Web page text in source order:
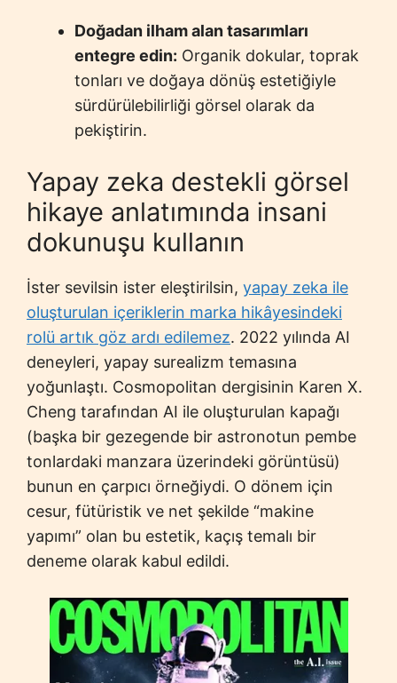
Doğadan ilham alan tasarımları
entegre edin: Organik dokular, toprak
tonları ve doğaya dönüş estetiğiyle
sürdürülebilirliği görsel olarak da
pekiştirin.
Yapay zeka destekli görsel
hikaye anlatımında insani
dokunuşu kullanın
İster sevilsin ister eleştirilsin, yapay zeka ile
oluşturulan içeriklerin marka hikâyesindeki
rolü artık göz ardı edilemez. 2022 yılında AI
deneyleri, yapay surealizm temasına
yoğunlaştı. Cosmopolitan dergisinin Karen X.
Cheng tarafından AI ile oluşturulan kapağı
(başka bir gezegende bir astronotun pembe
tonlardaki manzara üzerindeki görüntüsü)
bunun en çarpıcı örneğiydi. O dönem için
cesur, fütüristik ve net şekilde “makine
yapımı” olan bu estetik, kaçış temalı bir
deneme olarak kabul edildi.